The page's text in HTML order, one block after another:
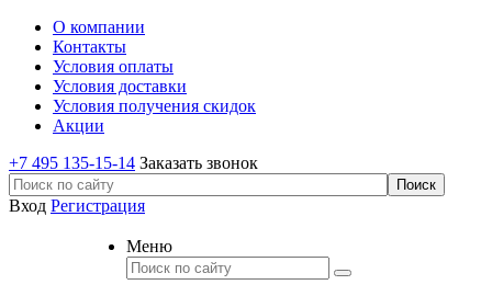
О компании
Контакты
Условия оплаты
Условия доставки
Условия получения скидок
Акции
+7 495 135-15-14 Заказать звонок
Вход Регистрация
Меню